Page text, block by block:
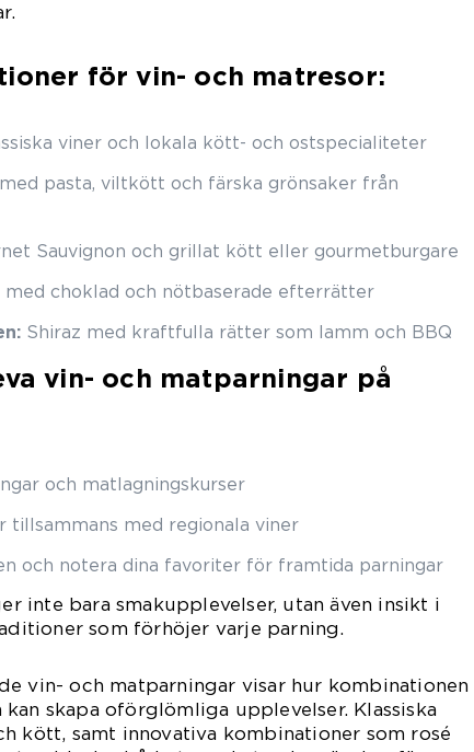
för vin- och matresor:
viner och lokala kött- och ostspecialiteter
pasta, viltkött och färska grönsaker från
Sauvignon och grillat kött eller gourmetburgare
med choklad och nötbaserade efterrätter
Shiraz med kraftfulla rätter som lamm och BBQ
vin- och matparningar på
och matlagningskurser
tillsammans med regionala viner
och notera dina favoriter för framtida parningar
inte bara smakupplevelser, utan även insikt i
som förhöjer varje parning.
vin- och matparningar visar hur kombinationen
skapa oförglömliga upplevelser. Klassiska
kött, samt innovativa kombinationer som rosé